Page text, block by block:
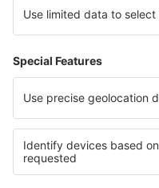
Dehradun Jolly
Aeroporto de
Gulbarga Kalaburagi
Gandhidham Kandla
Kannur